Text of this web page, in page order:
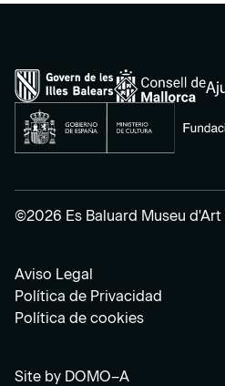
©2026 Es Baluard Museu
Aviso Legal
Política de Privacidad
Política de cookies
Site by DOMO–A